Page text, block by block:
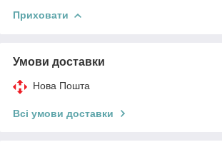
Приховати
Умови доставки
Нова Пошта
Всі умови доставки